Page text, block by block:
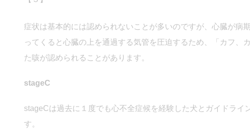
症状は基本的には認められないことが多いのですが、心臓が病
ってくると心臓の上を通過する気管を圧迫するため、「カフ、
た咳が認められることがあります。
stageC
stageCは過去に１度でも心不全症候を経験した犬とガイドライ
す。